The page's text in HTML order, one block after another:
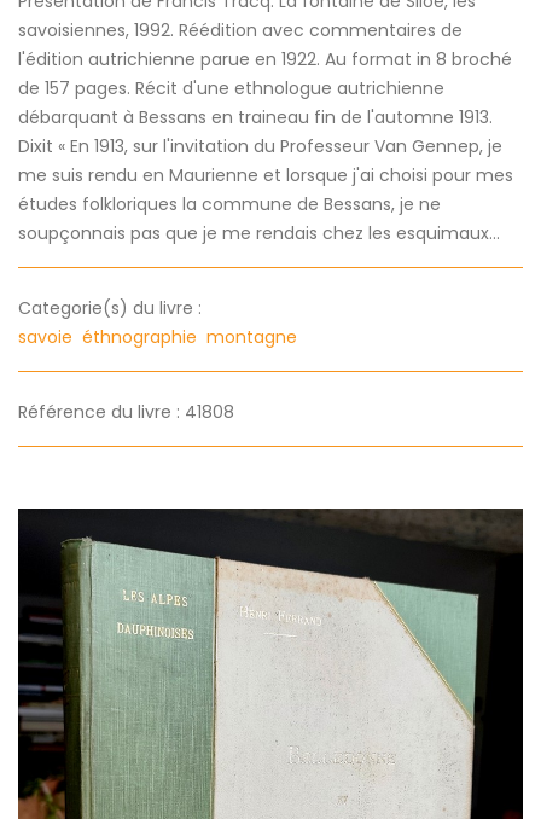
savoisiennes, 1992. Réédition avec commentaires de
l'édition autrichienne parue en 1922. Au format in 8 broché
de 157 pages. Récit d'une ethnologue autrichienne
débarquant à Bessans en traineau fin de l'automne 1913.
Dixit « En 1913, sur l'invitation du Professeur Van Gennep, je
me suis rendu en Maurienne et lorsque j'ai choisi pour mes
études folkloriques la commune de Bessans, je ne
soupçonnais pas que je me rendais chez les esquimaux...
Categorie(s) du livre :
savoie éthnographie montagne
Référence du livre : 41808